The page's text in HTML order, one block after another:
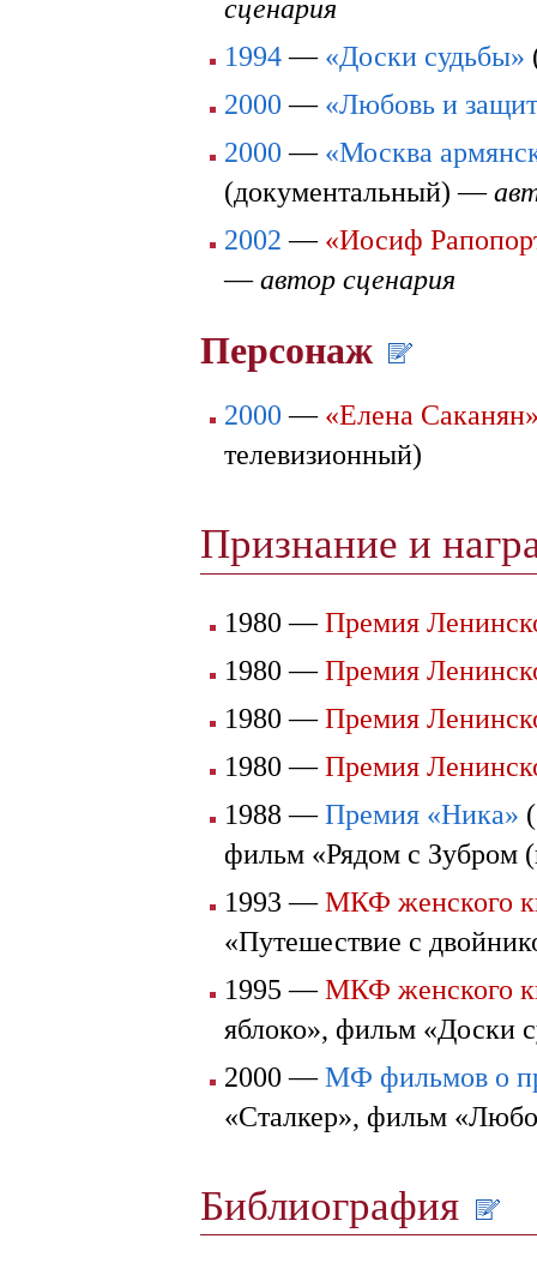
сценария
1994— «Доски судьбы»
2000 — «Любовь и
2000 — «Москва
(документальный) —
2002 — «Иосиф
—автор сценария
Персонаж
2000 — «Елена
телевизионный)
Признание и
1980 —Премия
1980 —Премия
1980 —Премия
1980 —Премия
1988 —Премия «Ника»
фильм «Рядом с Зубром
1993 —МКФ женского
«Путешествие с
1995 —МКФ женского
яблоко», фильм «Доски
2000 —МФ фильмов о
«Сталкер», фильм
Библиография